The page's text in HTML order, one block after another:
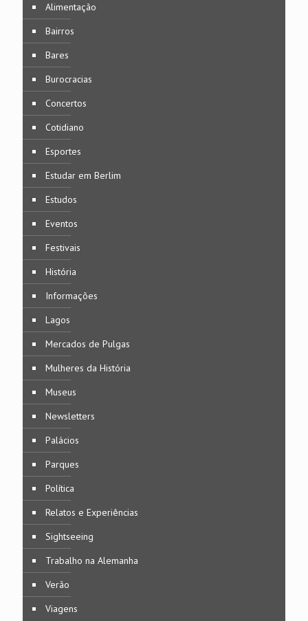
Alimentação
Bairros
Bares
Burocracias
Concertos
Cotidiano
Esportes
Estudar em Berlim
Estudos
Eventos
Festivais
História
Informações
Lagos
Mercados de Pulgas
Mulheres da História
Museus
Newsletters
Palácios
Parques
Política
Relatos e Experiências
Sightseeing
Trabalho na Alemanha
Verão
Viagens